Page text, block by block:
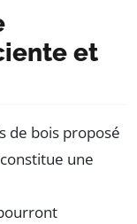
et
de bois proposé
une